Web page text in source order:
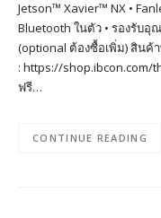
Jetson™ Xavier™ NX •
Bluetooth ในตัว • รองรับอุ
(optional ต้องซื้อเพิ่ม) สินค้
: https://shop.ibcon.com/
ฟรี…
CONTINUE READING